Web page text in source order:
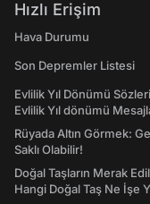
Hızlı Erişim
Hava Durumu
Son Depremler Listesi
Evlilik Yıl Dönümü
Evlilik Yıl dönümü
Rüyada Altın Görmek:
Saklı Olabilir!
Doğal Taşların Merak
Hangi Doğal Taş Ne İşe